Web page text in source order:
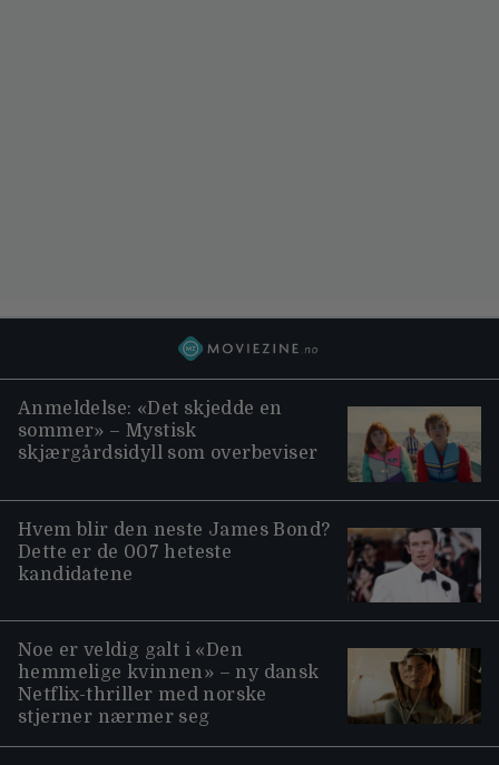
Anmeldelse: «Det skjedde en
sommer» – Mystisk
skjærgårdsidyll som overbeviser
Hvem blir den neste James Bond?
Dette er de 007 heteste
kandidatene
Noe er veldig galt i «Den
hemmelige kvinnen» – ny dansk
Netflix-thriller med norske
stjerner nærmer seg